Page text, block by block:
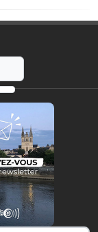
g.fr?12165